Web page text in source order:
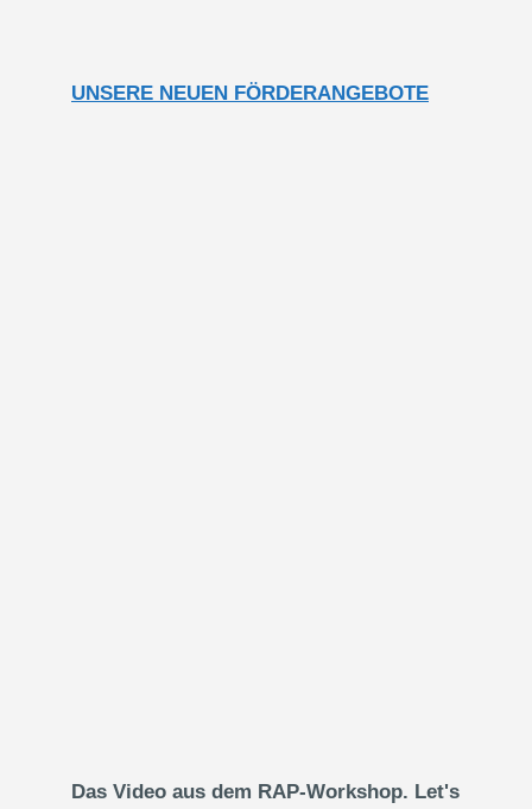
UNSERE NEUEN FÖRDERANGEBOTE
Das Video aus dem RAP-Workshop. Let's